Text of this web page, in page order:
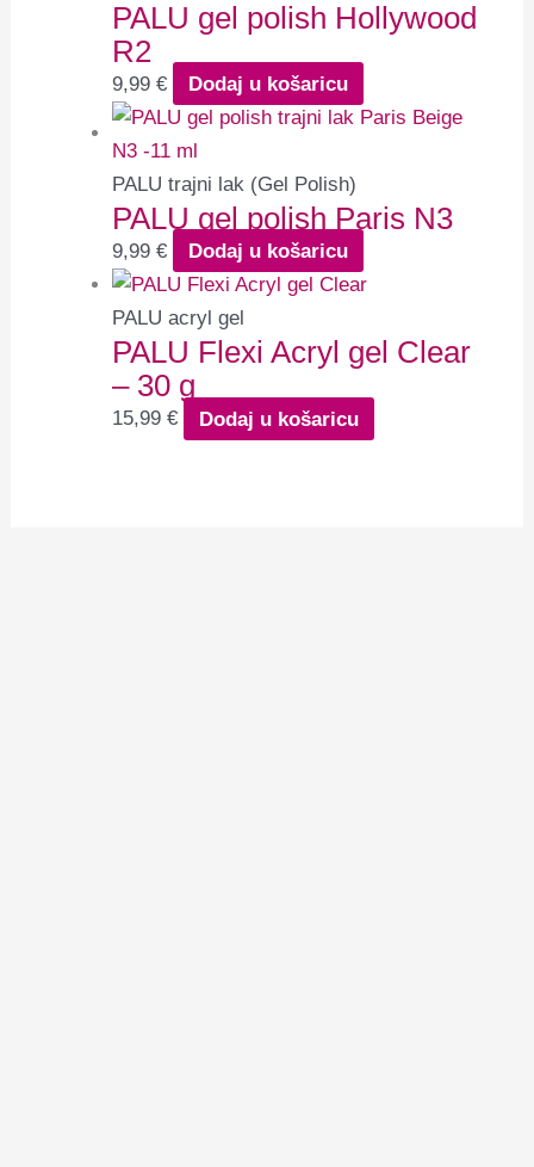
PALU gel polish Hollywood
R2
9,99€ Dodaj u košaricu
PALU trajni lak (Gel Polish)
PALU gel polish Paris N3
9,99€ Dodaj u košaricu
PALU acryl gel
PALU Flexi Acryl gel Clear
– 30 g
15,99€ Dodaj u košaricu